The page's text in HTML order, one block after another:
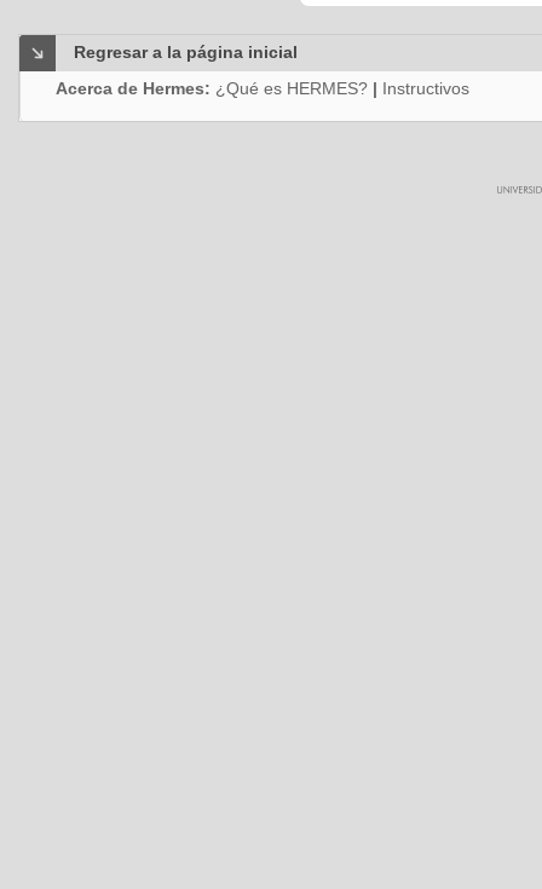
Regresar a la página inicial
Acerca de Hermes: ¿Qué es HERMES? | Instructivos